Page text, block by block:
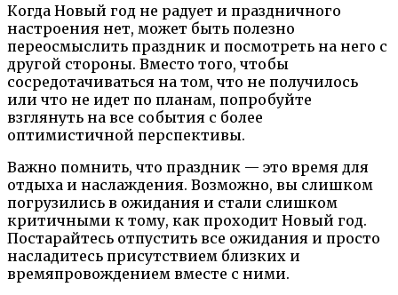
Когда Новый год не радует и праздничного
настроения нет, может быть полезно
переосмыслить праздник и посмотреть на него с
другой стороны. Вместо того, чтобы
сосредотачиваться на том, что не получилось
или что не идет по планам, попробуйте
взглянуть на все события с более
оптимистичной перспективы.
Важно помнить, что праздник — это время для
отдыха и наслаждения. Возможно, вы слишком
погрузились в ожидания и стали слишком
критичными к тому, как проходит Новый год.
Постарайтесь отпустить все ожидания и просто
насладитесь присутствием близких и
времяпровождением вместе с ними.